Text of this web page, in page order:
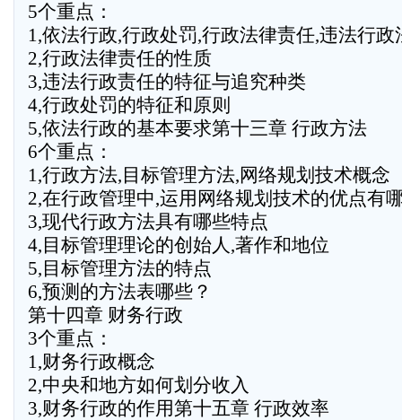
5个重点：
1,依法行政,行政处罚,行政法律责任,违法行
2,行政法律责任的性质
3,违法行政责任的特征与追究种类
4,行政处罚的特征和原则
5,依法行政的基本要求第十三章 行政方法
6个重点：
1,行政方法,目标管理方法,网络规划技术概念
2,在行政管理中,运用网络规划技术的优点有
3,现代行政方法具有哪些特点
4,目标管理理论的创始人,著作和地位
5,目标管理方法的特点
6,预测的方法表哪些？
第十四章 财务行政
3个重点：
1,财务行政概念
2,中央和地方如何划分收入
3,财务行政的作用第十五章 行政效率